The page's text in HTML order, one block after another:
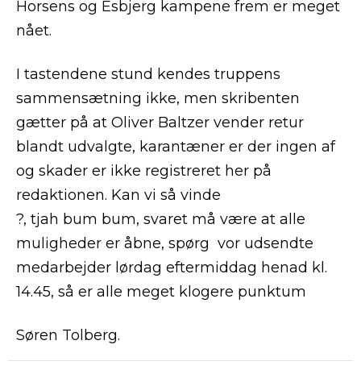
Horsens og Esbjerg kampene frem er meget
nået.
I tastendene stund kendes truppens
sammensætning ikke, men skribenten
gætter på at Oliver Baltzer vender retur
blandt udvalgte, karantæner er der ingen af
og skader er ikke registreret her på
redaktionen. Kan vi så vinde
?, tjah bum bum, svaret må være at alle
muligheder er åbne, spørg vor udsendte
medarbejder lørdag eftermiddag henad kl.
14.45, så er alle meget klogere punktum
Søren Tolberg.